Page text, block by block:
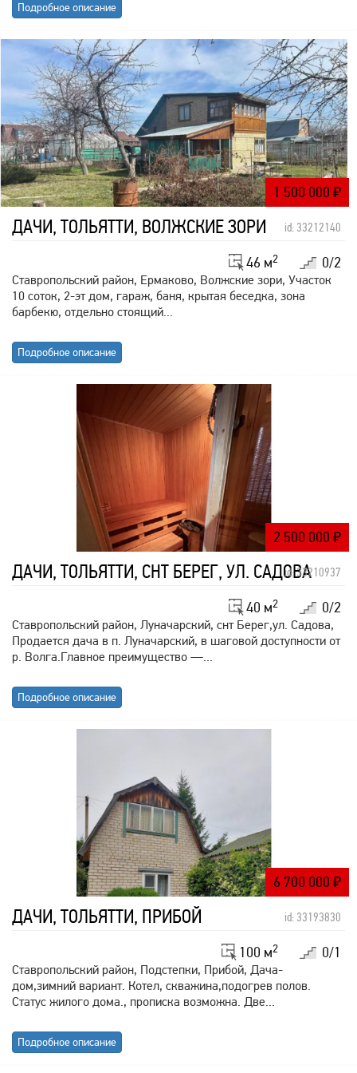
Подробное описание
1 500 000 ₽
ДАЧИ, ТОЛЬЯТТИ, ВОЛЖСКИЕ ЗОРИ id: 33212140
0/2
46 м2
Ставропольский район, Ермаково, Волжские зори, Участок
10 соток, 2-эт дом, гараж, баня, крытая беседка, зона
барбекю, отдельно стоящий...
Подробное описание
2 500 000 ₽
ДАЧИ, ТОЛЬЯТТИ, СНТ БЕРЕГ, УЛ. САДОВАid: 33210937
0/2
40 м2
Ставропольский район, Луначарский, снт Берег,ул. Садова,
Продается дача в п. Луначарский, в шаговой доступности от
р. Волга.Главнoe прeимуществo —...
Подробное описание
6 700 000 ₽
ДАЧИ, ТОЛЬЯТТИ, ПРИБОЙ id: 33193830
0/1
100 м2
Ставропольский район, Подстепки, Прибой, Дача-
дом,зимний вариант. Котел, скважина,подогрев полов.
Статус жилого дома., прописка возможна. Две...
Подробное описание